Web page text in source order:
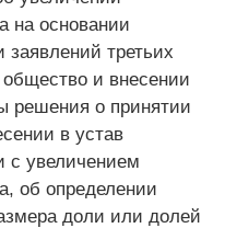
на основании
заявлений третьих
и внесении
решения о принятии
в устав
с увеличением
об определении
доли или долей